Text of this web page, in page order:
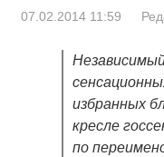
07.02.2014 11:59
избранных
кресле
по